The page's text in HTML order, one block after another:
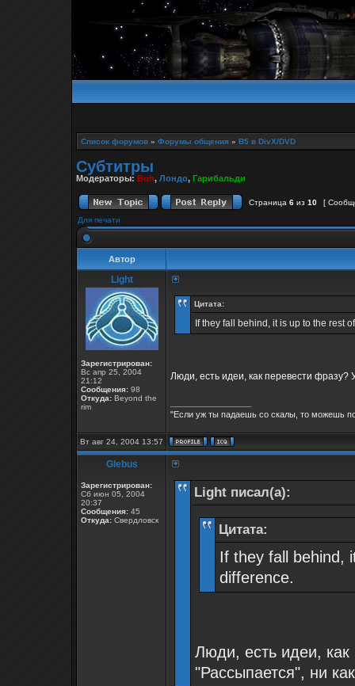
Список форумов » Форумы общения » B5 в DivX/DVD
Субтитры
Модераторы: Buh, Лондо, Гарибальди
Страница 6 из 10
[
Для печати
Автор
Light
Зарегистрирован:
Вс апр 25, 2004
21:12
Сообщения: 98
Откуда: Beyond the
rim
Цитата:
If they fall behind, it is up to the rest
Люди, есть идеи, как перевести фразу?
"Если уж ты падаешь со скалы, то можешь
Вт авг 24, 2004 13:57
Glebus
Зарегистрирован:
Сб июн 05, 2004
20:37
Сообщения: 45
Откуда: Свердловск
Light писал(а):
Цитата:
If they fall behind,
difference.
Люди, есть идеи,
"Рассыпается", ни